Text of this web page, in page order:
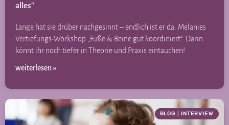
alles“
Lange hat sie drüber nachgesinnt – endlich ist er da: Melanies
Vertiefungs-Workshop „Füße & Beine gut koordiniert“. Darin
könnt ihr noch tiefer in Theorie und Praxis eintauchen!
weiterlesen »
BLOG INTERVIEW